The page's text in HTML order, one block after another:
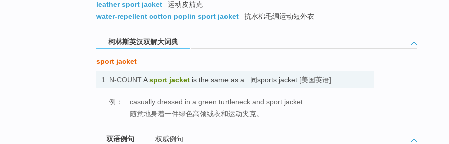
leather sport jacket
运动皮茄克
water-repellent cotton poplin sport jacket
抗水棉毛绸运动短外衣
柯林斯英汉双解大词典
sport jacket
1. N-COUNTAsport jacket is the same as a . 同sports jacket [美国英语]
例： ...casually dressed in a green turtleneck and sport jacket.
...随意地身着一件绿色高领绒衣和运动夹克。
双语例句 权威例句